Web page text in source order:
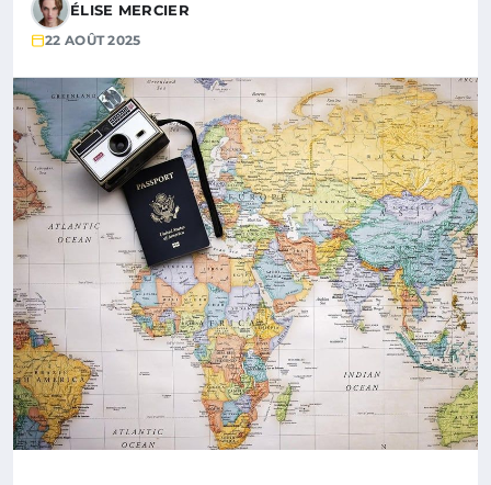
ÉLISE MERCIER
22 AOÛT 2025